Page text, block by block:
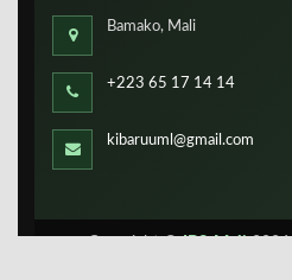
Bamako, Mali
+223 65 17 14 14
kibaruuml@gmail.com